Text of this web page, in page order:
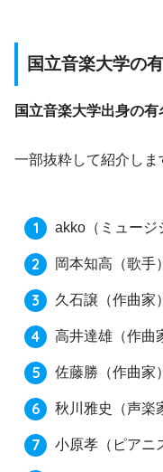
国立音楽大学の
国立音楽大学出身の有
一部抜粋して紹介しま
akko （ミュー
岡本知高 （歌手）
久石譲 （作曲家）
高井達雄 （作曲
佐藤勝 （作曲家）
秋川雅史 （声楽
小原孝 （ピアニ